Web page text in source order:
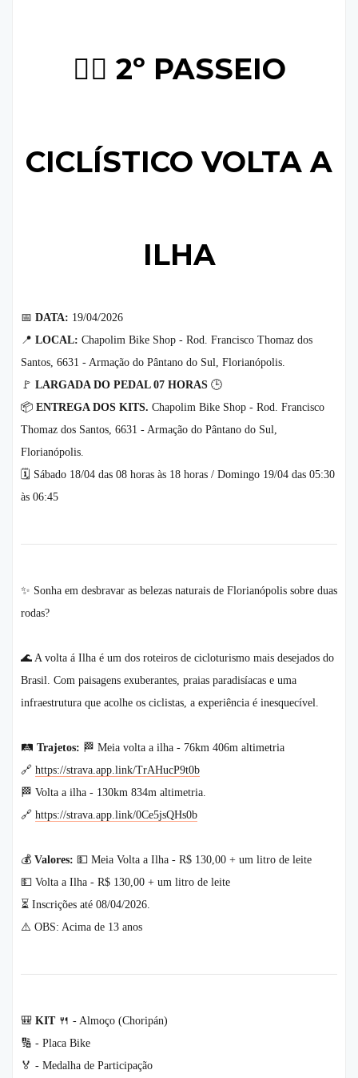
🚴‍♂️ 2º PASSEIO
CICLÍSTICO VOLTA A
ILHA
📅 DATA: 19/04/2026
📍 LOCAL: Chapolim Bike Shop - Rod. Francisco Thomaz dos
Santos, 6631 - Armação do Pântano do Sul, Florianópolis.
🚩 LARGADA DO PEDAL 07 HORAS 🕒
📦 ENTREGA DOS KITS. Chapolim Bike Shop - Rod. Francisco
Thomaz dos Santos, 6631 - Armação do Pântano do Sul,
Florianópolis.
🗓️ Sábado 18/04 das 08 horas às 18 horas / Domingo 19/04 das 05:30
às 06:45
✨ Sonha em desbravar as belezas naturais de Florianópolis sobre duas
rodas?
🌊 A volta á Ilha é um dos roteiros de cicloturismo mais desejados do
Brasil. Com paisagens exuberantes, praias paradisíacas e uma
infraestrutura que acolhe os ciclistas, a experiência é inesquecível.
🛤️ Trajetos: 🏁 Meia volta a ilha - 76km 406m altimetria
🔗 https://strava.app.link/TrAHucP9t0b
🏁 Volta a ilha - 130km 834m altimetria.
🔗 https://strava.app.link/0Ce5jsQHs0b
💰 Valores: 💵 Meia Volta a Ilha - R$ 130,00 + um litro de leite
💵 Volta a Ilha - R$ 130,00 + um litro de leite
⏳ Inscrições até 08/04/2026.
⚠️ OBS: Acima de 13 anos
🎒 KIT🍴 - Almoço (Choripán)
🔢 - Placa Bike
🏅 - Medalha de Participação